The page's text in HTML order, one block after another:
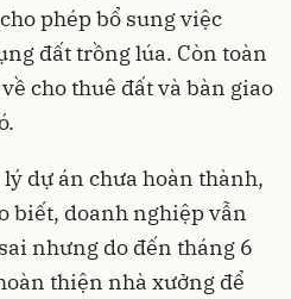
phép bổ sung việc
đất trồng lúa. Còn toàn
cho thuê đất và bàn giao
dự án chưa hoàn thành,
biết, doanh nghiệp vẫn
nhưng do đến tháng 6
thiện nhà xưởng để